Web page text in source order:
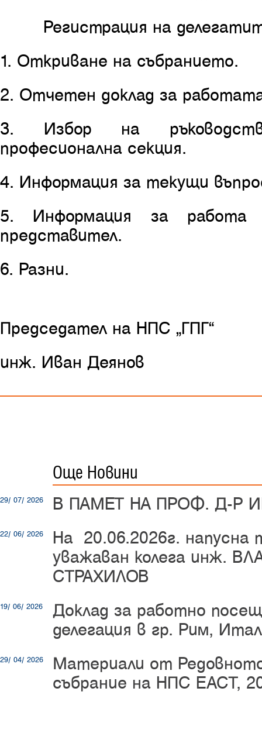
Регистрация на
1. Откриване на събранието.
2. Отчетен доклад за
3. Избор на
професионална секция.
4. Информация за текущи
5. Информация за
представител.
6. Разни.
Председател на НПС “ГПГ”
инж. Иван Деянов
Още Новини
29/ 07/ 2026 В ПАМЕТ НА ПРОФ. Д-Р
22/ 06/ 2026
На 20.06.2026г.
уважаван колега инж.
СТРАХИЛОВ
19/ 06/ 2026
Доклад за работно
делегация в гр. Рим,
29/ 04/ 2026
Материали от
събрание на НПС ЕАСТ,